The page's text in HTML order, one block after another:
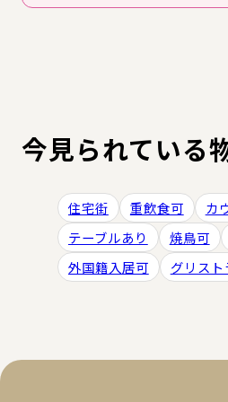
今見られている
住宅街 重飲食可
カ
テーブルあり
焼鳥可
外国籍入居可
グリス